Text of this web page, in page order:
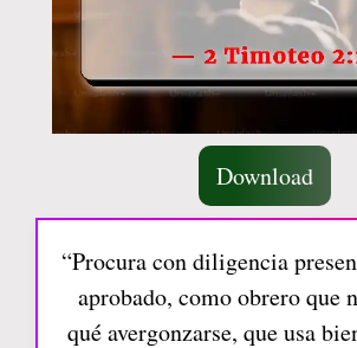
Download
“Procura con diligencia
aprobado, como obrero que
qué avergonzarse, que usa